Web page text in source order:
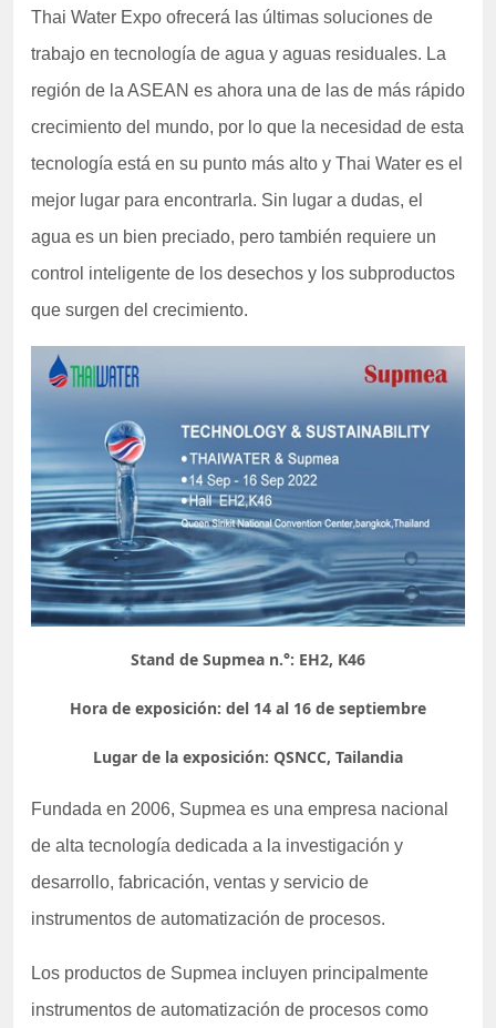
Thai Water Expo ofrecerá las últimas soluciones de
trabajo en tecnología de agua y aguas residuales. La
región de la ASEAN es ahora una de las de más rápido
crecimiento del mundo, por lo que la necesidad de esta
tecnología está en su punto más alto y Thai Water es el
mejor lugar para encontrarla. Sin lugar a dudas, el
agua es un bien preciado, pero también requiere un
control inteligente de los desechos y los subproductos
que surgen del crecimiento.
Stand de Supmea n.°: EH2, K46
Hora de exposición: del 14 al 16 de septiembre
Lugar de la exposición: QSNCC, Tailandia
Fundada en 2006, Supmea es una empresa nacional
de alta tecnología dedicada a la investigación y
desarrollo, fabricación, ventas y servicio de
instrumentos de automatización de procesos.
Los productos de Supmea incluyen principalmente
instrumentos de automatización de procesos como